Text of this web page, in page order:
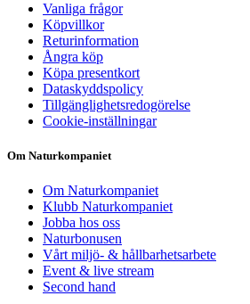
Vanliga frågor
Köpvillkor
Returinformation
Ångra köp
Köpa presentkort
Dataskyddspolicy
Tillgänglighetsredogörelse
Cookie-inställningar
Om Naturkompaniet
Om Naturkompaniet
Klubb Naturkompaniet
Jobba hos oss
Naturbonusen
Vårt miljö- & hållbarhetsarbete
Event & live stream
Second hand